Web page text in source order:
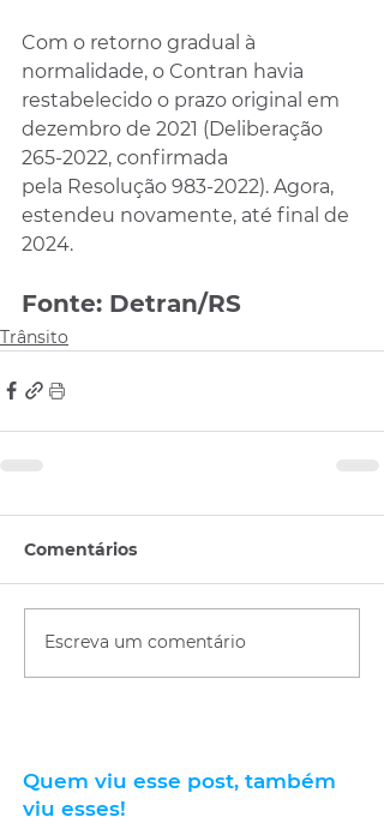
Com o retorno gradual à
normalidade, o Contran havia
restabelecido o prazo original em
dezembro de 2021 (Deliberação
265-2022, confirmada
pela Resolução 983-2022). Agora,
estendeu novamente, até final de
2024.
Fonte: Detran/RS
Trânsito
Comentários
Escreva um comentário
Quem viu esse post, também
viu esses!